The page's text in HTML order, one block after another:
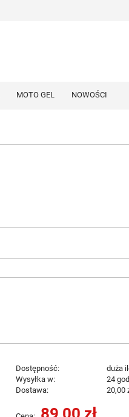
MOTO GEL NOWOŚCI
Dostępność:
duża
Wysyłka w:
24
Dostawa:
20,00
89,00 zł